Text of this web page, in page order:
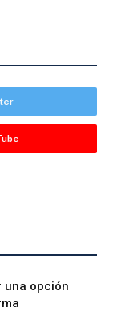
una opción